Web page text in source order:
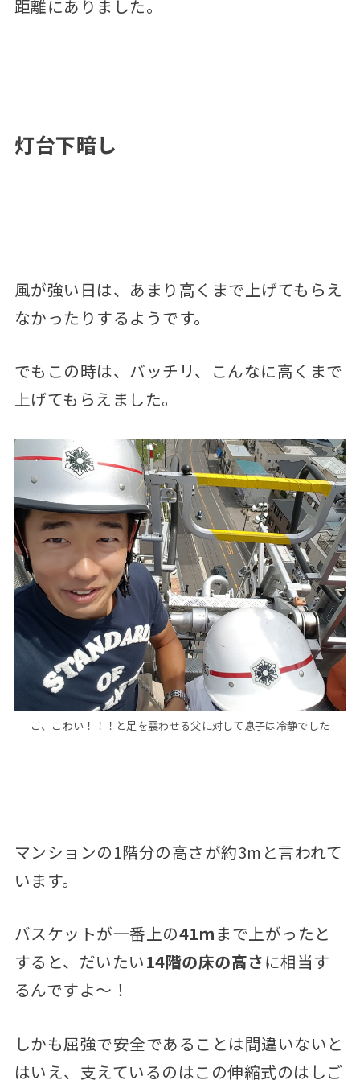
距離にありました。
灯台下暗し
風が強い日は、あまり高くまで上げてもらえ
なかったりするようです。
でもこの時は、バッチリ、こんなに高くまで
上げてもらえました。
こ、こわい！！！と足を震わせる父に対して息子は冷静でした
マンションの1階分の高さが約3mと言われて
います。
バスケットが一番上の41ｍまで上がったと
すると、だいたい14階の床の高さに相当す
るんですよ～！
しかも屈強で安全であることは間違いないと
はいえ、支えているのはこの伸縮式のはしご